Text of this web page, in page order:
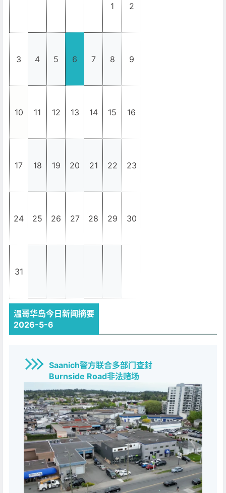
1 2
3 4 5 6 7 8 9
10 11 12 13 14 15 16
17 18 19 20 21 22 23
24 25 26 27 28 29 30
31
温哥华岛今日新闻摘要
2026-5-6
Saanich警方联合多部门查封
Burnside Road非法赌场